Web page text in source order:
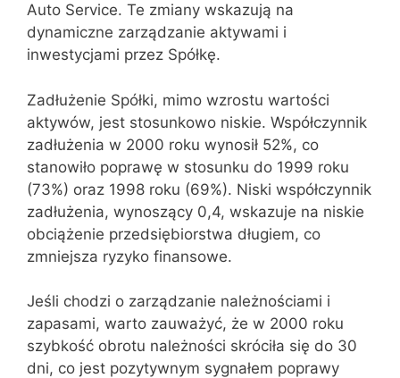
Auto Service. Te zmiany wskazują na
dynamiczne zarządzanie aktywami i
inwestycjami przez Spółkę.
Zadłużenie Spółki, mimo wzrostu wartości
aktywów, jest stosunkowo niskie. Współczynnik
zadłużenia w 2000 roku wynosił 52%, co
stanowiło poprawę w stosunku do 1999 roku
(73%) oraz 1998 roku (69%). Niski współczynnik
zadłużenia, wynoszący 0,4, wskazuje na niskie
obciążenie przedsiębiorstwa długiem, co
zmniejsza ryzyko finansowe.
Jeśli chodzi o zarządzanie należnościami i
zapasami, warto zauważyć, że w 2000 roku
szybkość obrotu należności skróciła się do 30
dni, co jest pozytywnym sygnałem poprawy